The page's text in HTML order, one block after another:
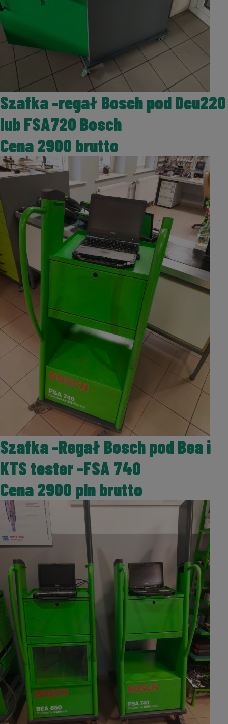
Szafka -regał Bosch pod Dcu220
lub FSA720 Bosch
Cena 2900 brutto
Szafka -Regał Bosch pod Bea i
KTS tester -FSA 740
Cena 2900 pln brutto